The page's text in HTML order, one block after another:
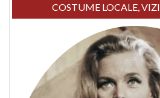
COSTUME LOCALE,